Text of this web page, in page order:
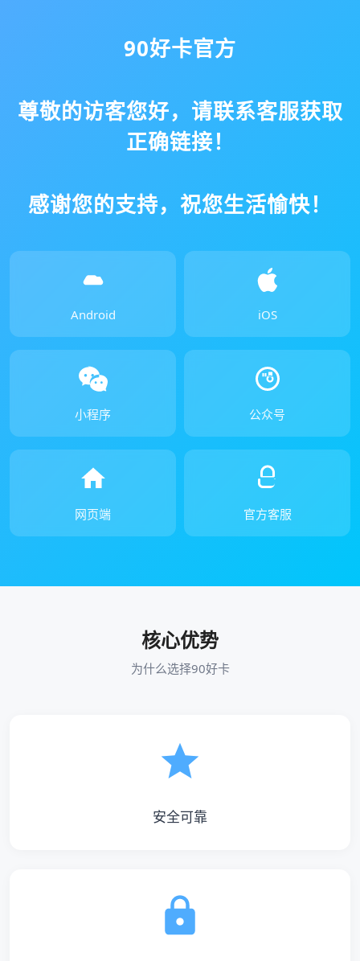
90好卡官方
尊敬的访客您好，请联系客服获取
正确链接！
感谢您的支持，祝您生活愉快！
Android iOS
小程序 公众号
网页端 官方客服
核心优势
为什么选择90好卡
安全可靠